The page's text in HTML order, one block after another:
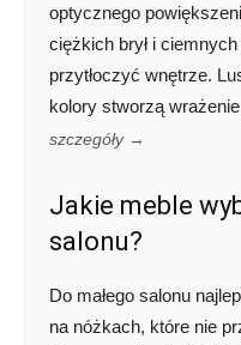
optycznego
ciężkich brył i
przytłoczyć wnętrze.
kolory stworzą
szczegóły →
Jakie meble
salonu?
Do małego salonu
na nóżkach, które nie